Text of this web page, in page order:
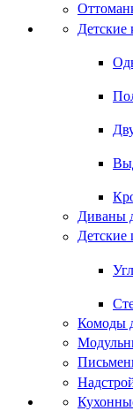
Детские
Диваны
Комоды